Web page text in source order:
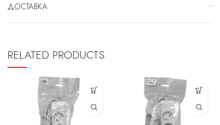
ДОСТАВКА
RELATED PRODUCTS